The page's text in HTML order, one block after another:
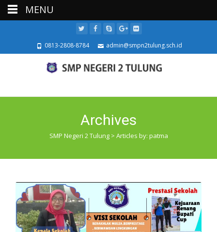
0813-2808-8784 admin@smpn2tulung.sch.id
Archives
SMP Negeri 2 Tulung> Articles by: patma
MENU